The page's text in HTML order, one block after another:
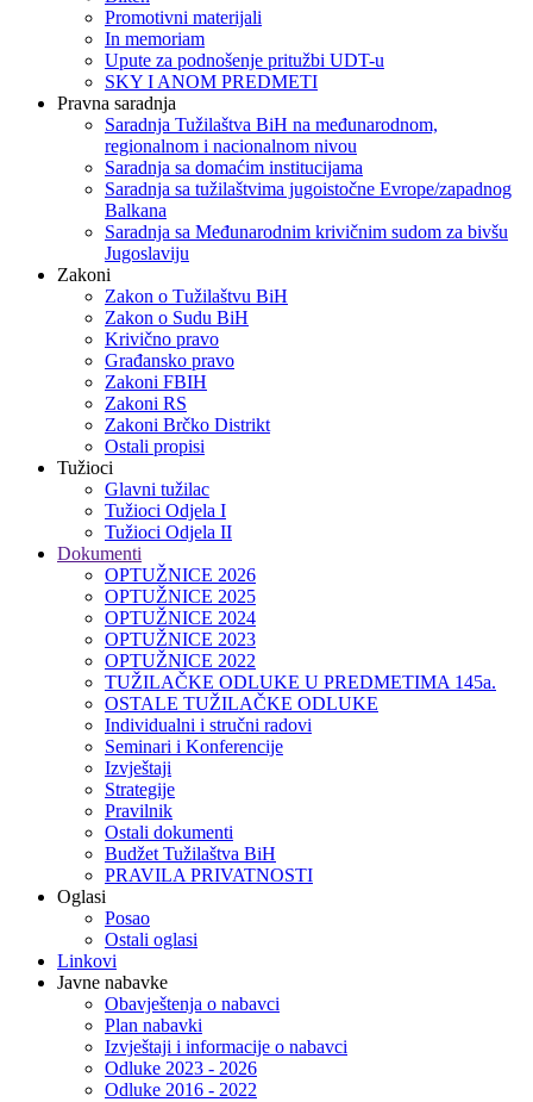
Promotivni materijali
In memoriam
Upute za podnošenje pritužbi UDT-u
SKY I ANOM PREDMETI
Pravna saradnja
Saradnja Tužilaštva BiH na međunarodnom,
regionalnom i nacionalnom nivou
Saradnja sa domaćim institucijama
Saradnja sa tužilaštvima jugoistočne Evrope/zapadnog
Balkana
Saradnja sa Međunarodnim krivičnim sudom za bivšu
Jugoslaviju
Zakoni
Zakon o Тužilaštvu BiH
Zakon o Sudu BiH
Krivično pravo
Građansko pravo
Zakoni FBIH
Zakoni RS
Zakoni Brčko Distrikt
Ostali propisi
Tužioci
Glavni tužilac
Tužioci Odjela I
Tužioci Odjela II
Dokumenti
OPTUŽNICE 2026
OPTUŽNICE 2025
OPTUŽNICE 2024
OPTUŽNICE 2023
OPTUŽNICE 2022
TUŽILAČKE ODLUKE U PREDMETIMA 145a.
OSTALE TUŽILAČKE ODLUKE
Individualni i stručni radovi
Seminari i Konferencije
Izvještaji
Strategije
Pravilnik
Ostali dokumenti
Budžet Tužilaštva BiH
PRAVILA PRIVATNOSTI
Oglasi
Posao
Ostali oglasi
Linkovi
Javne nabavke
Obavještenja o nabavci
Plan nabavki
Izvještaji i informacije o nabavci
Odluke 2023 - 2026
Odluke 2016 - 2022